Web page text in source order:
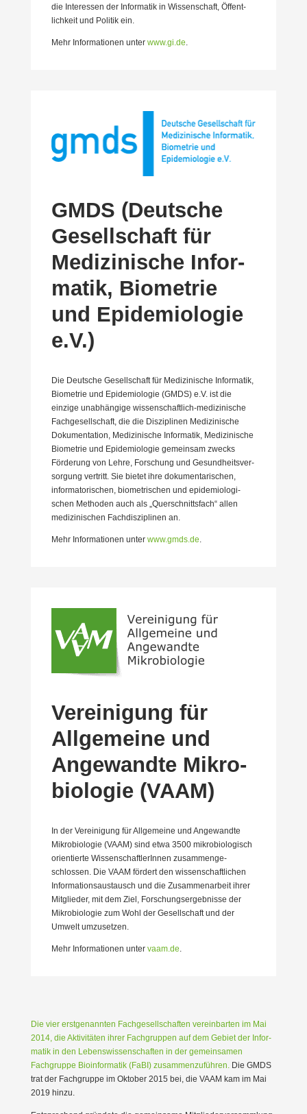
die Inter­essen der Infor­matik in Wissen­schaft, Öffent­
lichkeit und Politik ein.
Mehr Infor­ma­tionen unter www.gi.de.
GMDS (Deutsche
Gesell­schaft für
Medizi­nische Infor­
matik, Biometrie
und Epide­mio­logie
e.V.)
Die Deutsche Gesell­schaft für Medizi­nische Infor­matik,
Biometrie und Epide­mio­logie (GMDS) e.V. ist die
einzige unabhängige wissen­schaftlich-medizi­nische
Fachge­sell­schaft, die die Diszi­plinen Medizi­nische
Dokumen­tation, Medizi­nische Infor­matik, Medizi­nische
Biometrie und Epide­mio­logie gemeinsam zwecks
Förderung von Lehre, Forschung und Gesund­heits­ver­
sorgung vertritt. Sie bietet ihre dokumen­ta­ri­schen,
infor­ma­to­ri­schen, biome­tri­schen und epide­mio­lo­gi­
schen Methoden auch als „Querschnittsfach“ allen
medizi­ni­schen Fachdis­zi­plinen an.
Mehr Infor­ma­tionen unter www.gmds.de.
Verei­nigung für
Allge­meine und
Angewandte Mikro­
bio­logie (VAAM)
In der Verei­nigung für Allge­meine und Angewandte
Mikro­bio­logie (VAAM) sind etwa 3500 mikro­bio­lo­gisch
orien­tierte Wissen­schaft­le­rInnen zusam­men­ge­
schlossen. Die VAAM fördert den wissen­schaft­lichen
Infor­ma­ti­ons­aus­tausch und die Zusam­men­arbeit ihrer
Mitglieder, mit dem Ziel, Forschungs­er­geb­nisse der
Mikro­bio­logie zum Wohl der Gesell­schaft und der
Umwelt umzusetzen.
Mehr Infor­ma­tionen unter vaam.de.
Die vier erstge­nannten Fachge­sell­schaften verein­barten im Mai
2014, die Aktivi­täten ihrer Fachgruppen auf dem Gebiet der Infor­
matik in den Lebens­wis­sen­schaften in der gemein­samen
Fachgruppe Bioin­for­matik (FaBI) zusam­men­zu­führen.Die GMDS
trat der Fachgruppe im Oktober 2015 bei, die VAAM kam im Mai
2019 hinzu.